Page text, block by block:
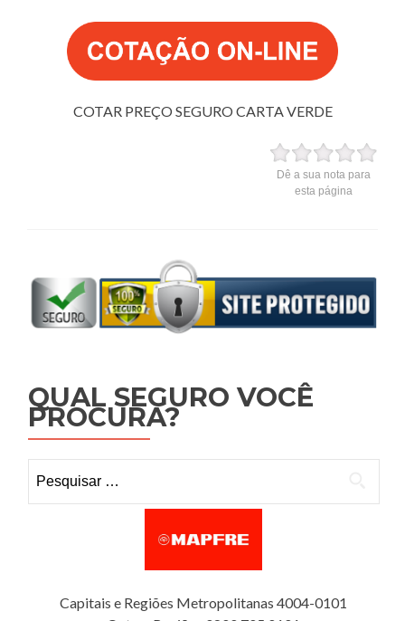
COTAR PREÇO SEGURO CARTA VERDE
Dê a sua nota para
esta página
QUAL SEGURO VOCÊ
PROCURA?
Capitais e Regiões Metropolitanas 4004-0101